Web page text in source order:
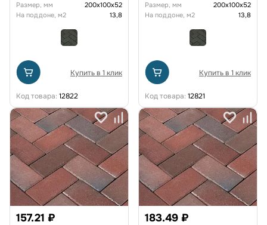
Размер, мм
200х100х52
На поддоне, м2
13,8
Купить в 1 клик
Код товара: 12822
Размер, мм
200х100х52
На поддоне, м2
13,8
Купить в 1 клик
Код товара: 12821
157.21 ₽ 183.49 ₽